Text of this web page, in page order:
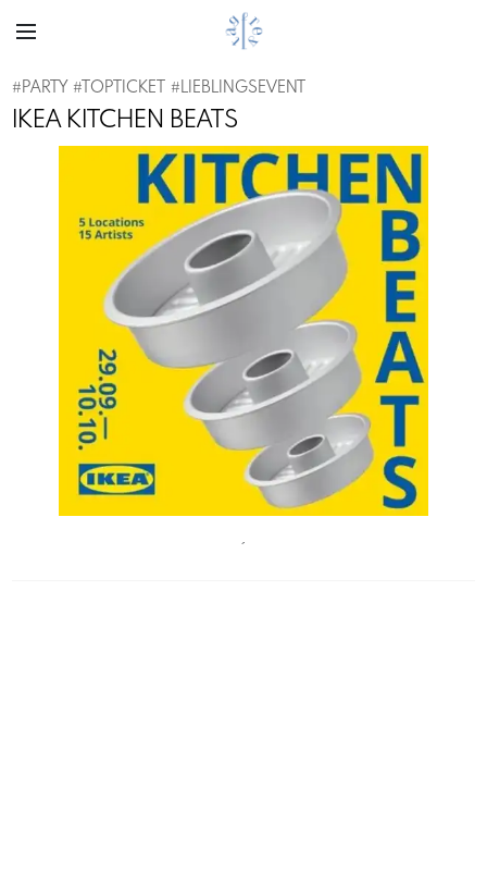
#PARTY # TOPTICKET #LIEBLINGSEVENT
IKEA KITCHEN BEATS
Previous Next
´